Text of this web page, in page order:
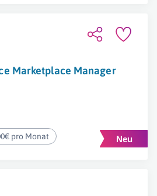
Marketplace Manager
pro Monat